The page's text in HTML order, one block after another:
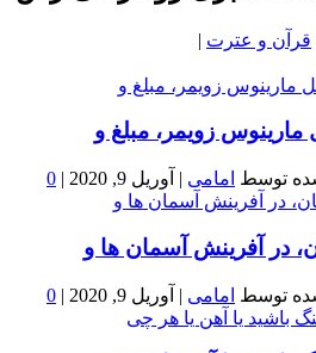
قرآن و عترت |
مارینوس زویمر، مبلغ و
توسط امامی | آوریل 9, 2020 |
0
در آفرينش آسمان ها و
توسط امامی | آوریل 9, 2020 |
0